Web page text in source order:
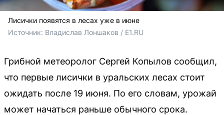
Лисички появятся в лесах уже в июне
Источник: Владислав Лоншаков / E1.RU
Грибной метеоролог Сергей Копылов сообщил,
что первые лисички в уральских лесах стоит
ожидать после 19 июня. По его словам, урожай
может начаться раньше обычного срока.